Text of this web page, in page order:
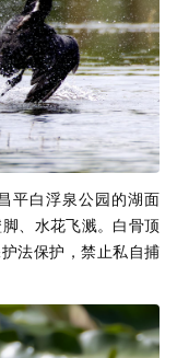
平白浮泉公园的湖面
、水花飞溅。白骨顶
法保护，禁止私自捕